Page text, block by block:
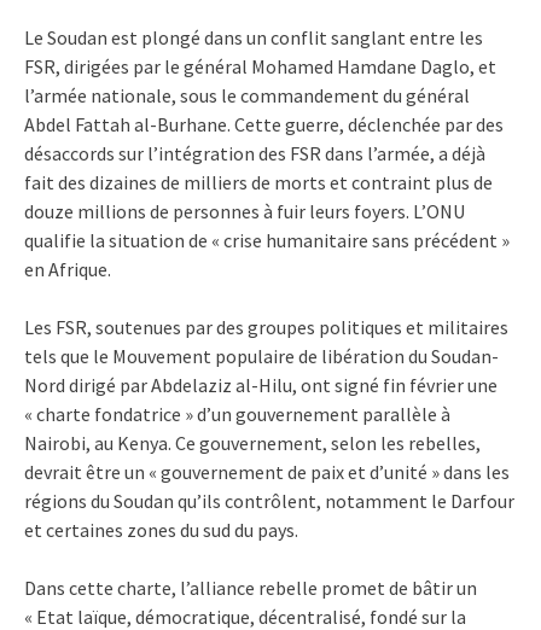
Le Soudan est plongé dans un conflit sanglant entre les
FSR, dirigées par le général Mohamed Hamdane Daglo, et
l’armée nationale, sous le commandement du général
Abdel Fattah al-Burhane. Cette guerre, déclenchée par des
désaccords sur l’intégration des FSR dans l’armée, a déjà
fait des dizaines de milliers de morts et contraint plus de
douze millions de personnes à fuir leurs foyers. L’ONU
qualifie la situation de « crise humanitaire sans précédent »
en Afrique.
Les FSR, soutenues par des groupes politiques et militaires
tels que le Mouvement populaire de libération du Soudan-
Nord dirigé par Abdelaziz al-Hilu, ont signé fin février une
« charte fondatrice » d’un gouvernement parallèle à
Nairobi, au Kenya. Ce gouvernement, selon les rebelles,
devrait être un « gouvernement de paix et d’unité » dans les
régions du Soudan qu’ils contrôlent, notamment le Darfour
et certaines zones du sud du pays.
Dans cette charte, l’alliance rebelle promet de bâtir un
« Etat laïque, démocratique, décentralisé, fondé sur la